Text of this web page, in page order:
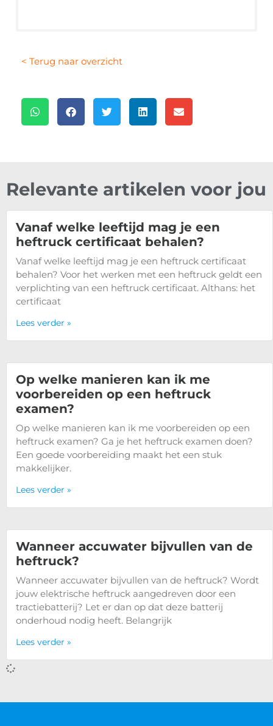
< Terug naar overzicht
Relevante artikelen voor jou
Vanaf welke leeftijd mag je een
heftruck certificaat behalen?
Vanaf welke leeftijd mag je een heftruck certificaat
behalen? Voor het werken met een heftruck geldt een
verplichting van een heftruck certificaat. Althans: het
certificaat
Lees verder »
Op welke manieren kan ik me
voorbereiden op een heftruck
examen?
Op welke manieren kan ik me voorbereiden op een
heftruck examen? Ga je het heftruck examen doen?
Een goede voorbereiding maakt het een stuk
makkelijker.
Lees verder »
Wanneer accuwater bijvullen van de
heftruck?
Wanneer accuwater bijvullen van de heftruck? Wordt
jouw elektrische heftruck aangedreven door een
tractiebatterij? Let er dan op dat deze batterij
onderhoud nodig heeft. Belangrijk
Lees verder »
Wie mag een heftruck keuren?